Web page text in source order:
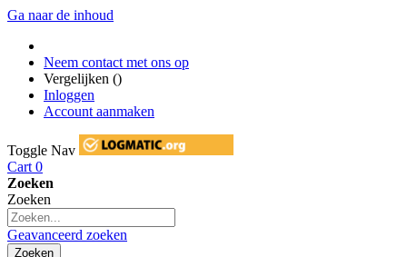
Ga naar de inhoud
Neem contact met ons op
Vergelijken ()
Inloggen
Account aanmaken
Toggle Nav
Cart 0
Zoeken
Zoeken
Geavanceerd zoeken
Zoeken